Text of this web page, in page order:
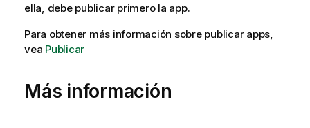
ella, debe publicar primero la app.
Para obtener más información sobre publicar apps,
vea Publicar
Más información